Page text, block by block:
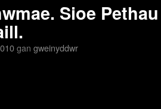
Sioe
gan gweinyddwr